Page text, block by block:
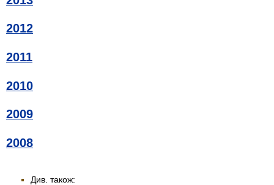
2012
2011
2010
2009
2008
Див. також: